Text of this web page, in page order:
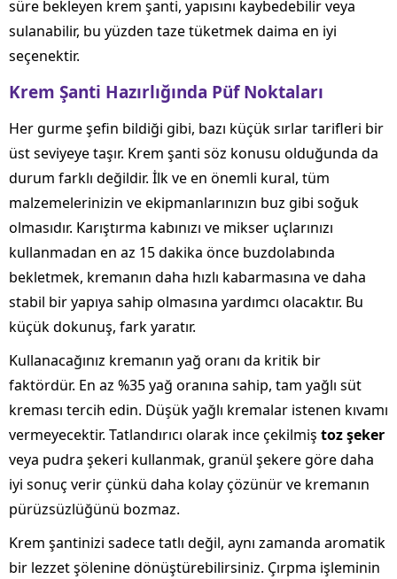
süre bekleyen krem şanti, yapısını kaybedebilir veya
sulanabilir, bu yüzden taze tüketmek daima en iyi
seçenektir.
Krem Şanti Hazırlığında Püf Noktaları
Her gurme şefin bildiği gibi, bazı küçük sırlar tarifleri bir
üst seviyeye taşır. Krem şanti söz konusu olduğunda da
durum farklı değildir. İlk ve en önemli kural, tüm
malzemelerinizin ve ekipmanlarınızın buz gibi soğuk
olmasıdır. Karıştırma kabınızı ve mikser uçlarınızı
kullanmadan en az 15 dakika önce buzdolabında
bekletmek, kremanın daha hızlı kabarmasına ve daha
stabil bir yapıya sahip olmasına yardımcı olacaktır. Bu
küçük dokunuş, fark yaratır.
Kullanacağınız kremanın yağ oranı da kritik bir
faktördür. En az %35 yağ oranına sahip, tam yağlı süt
kreması tercih edin. Düşük yağlı kremalar istenen kıvamı
vermeyecektir. Tatlandırıcı olarak ince çekilmiş toz şeker
veya pudra şekeri kullanmak, granül şekere göre daha
iyi sonuç verir çünkü daha kolay çözünür ve kremanın
pürüzsüzlüğünü bozmaz.
Krem şantinizi sadece tatlı değil, aynı zamanda aromatik
bir lezzet şölenine dönüştürebilirsiniz. Çırpma işleminin